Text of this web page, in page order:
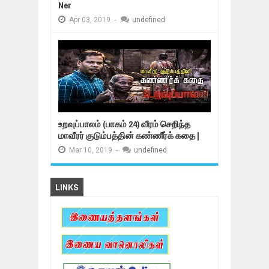
Ner
Apr 03, 2019 - undefined
உறவுப்பாலம் (பாகம் 24) வீரம் செறிந்த
மாவீரர் குடும்பத்தின் கண்ணீர்க் கதை |
Mar 10, 2019 - undefined
LINKS